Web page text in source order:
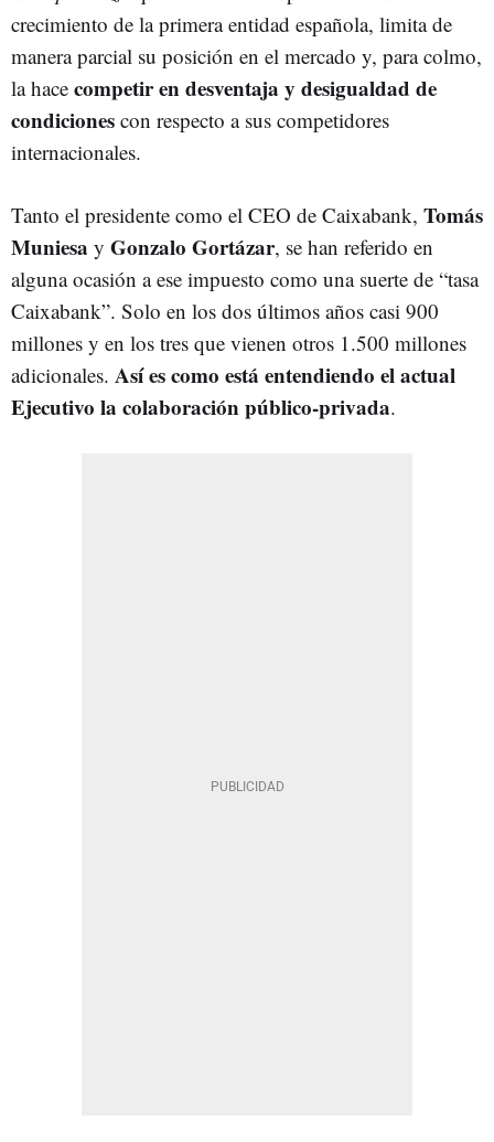
crecimiento de la primera entidad española, limita de
manera parcial su posición en el mercado y, para colmo,
la hace competir en desventaja y desigualdad de
condiciones con respecto a sus competidores
internacionales.
Tanto el presidente como el CEO de Caixabank, Tomás
Muniesa y Gonzalo Gortázar, se han referido en
alguna ocasión a ese impuesto como una suerte de “tasa
Caixabank”. Solo en los dos últimos años casi 900
millones y en los tres que vienen otros 1.500 millones
adicionales. Así es como está entendiendo el actual
Ejecutivo la colaboración público-privada.